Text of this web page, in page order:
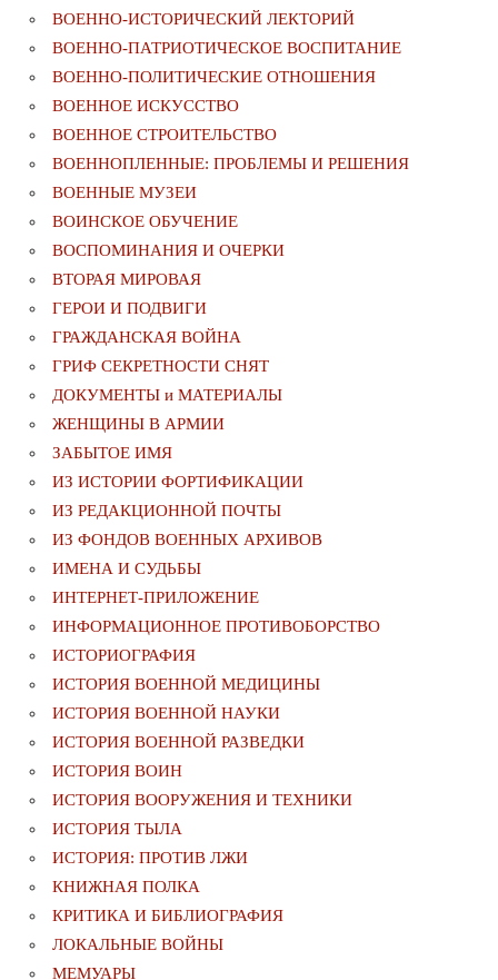
ВОЕННО-ИСТОРИЧЕСКИЙ ЛЕКТОРИЙ
ВОЕННО-ПАТРИОТИЧЕСКОЕ ВОСПИТАНИЕ
ВОЕННО-ПОЛИТИЧЕСКИE ОТНОШЕНИЯ
ВОЕННОЕ ИСКУССТВО
ВОЕННОЕ СТРОИТЕЛЬСТВО
ВОЕННОПЛЕННЫЕ: ПРОБЛЕМЫ И РЕШЕНИЯ
ВОЕННЫЕ МУЗЕИ
ВОИНСКОЕ ОБУЧЕНИЕ
ВОСПОМИНАНИЯ И ОЧЕРКИ
ВТОРАЯ МИРОВАЯ
ГЕРОИ И ПОДВИГИ
ГРАЖДАНСКАЯ ВОЙНА
ГРИФ СЕКРЕТНОСТИ СНЯТ
ДОКУМЕНТЫ и МАТЕРИАЛЫ
ЖЕНЩИНЫ В АРМИИ
ЗАБЫТОЕ ИМЯ
ИЗ ИСТОРИИ ФОРТИФИКАЦИИ
ИЗ РЕДАКЦИОННОЙ ПОЧТЫ
ИЗ ФОНДОВ ВОЕННЫХ АРХИВОВ
ИМЕНА И СУДЬБЫ
ИНТЕРНЕТ-ПРИЛОЖЕНИЕ
ИНФОРМАЦИОННОЕ ПРОТИВОБОРСТВО
ИСТОРИОГРАФИЯ
ИСТОРИЯ ВОЕННОЙ МЕДИЦИНЫ
ИСТОРИЯ ВОЕННОЙ НАУКИ
ИСТОРИЯ ВОЕННОЙ РАЗВЕДКИ
ИСТОРИЯ ВОИН
ИСТОРИЯ ВООРУЖЕНИЯ И ТЕХНИКИ
ИСТОРИЯ ТЫЛА
ИСТОРИЯ: ПРОТИВ ЛЖИ
КНИЖНАЯ ПОЛКА
КРИТИКА И БИБЛИОГРАФИЯ
ЛОКАЛЬНЫЕ ВОЙНЫ
МЕМУАРЫ